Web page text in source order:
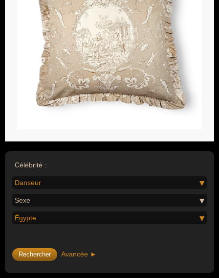
Célébrité :
Danseur
Sexe
Égypte
Avancée ►